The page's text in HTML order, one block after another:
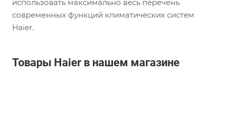
использовать максимально весь перечень
современных функций климатических систем
Haier.
Товары Haier в нашем магазине